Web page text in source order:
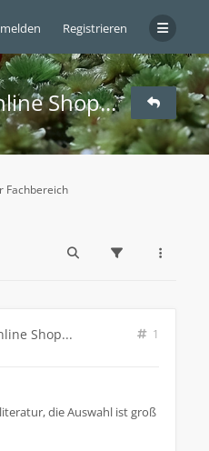
Registrieren
Shop...
Fachbereich
Shop...
1
die Auswahl ist groß